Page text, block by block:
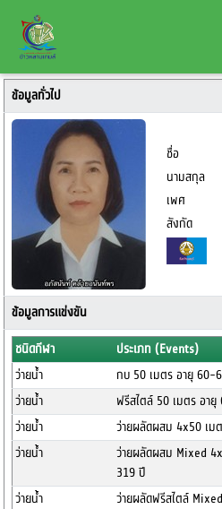
ข้อมูลทั่วไป
ชื่อ
นามสกุล
เพศ
สังกัด
ข้อมูลการแข่งขัน
ชนิดกีฬา
ประเภท (Events)
ว่ายน้ำ
กบ 50 เมตร อายุ
ว่ายน้ำ
ฟรีสไตล์ 50 เมตร อา
ว่ายน้ำ
ว่ายผลัดผสม 4x50 เ
ว่ายน้ำ
ว่ายผลัดผสม Mixed
319 ปี
ว่ายน้ำ
ว่ายผลัดฟรีสไตล์